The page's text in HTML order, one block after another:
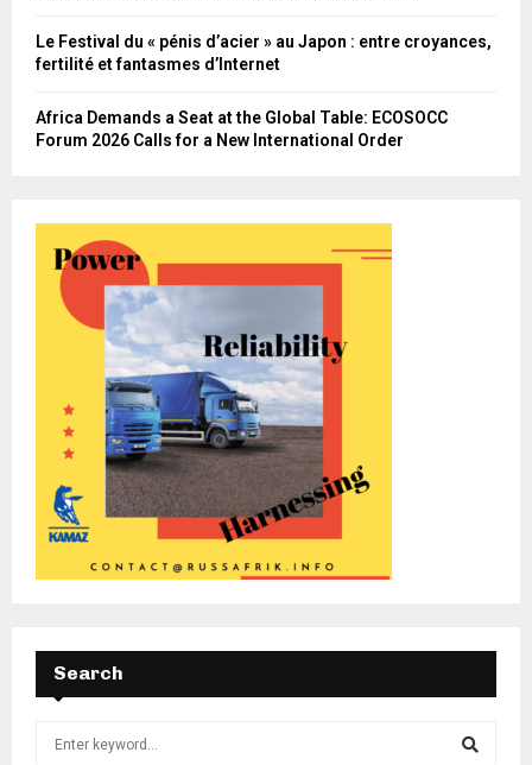
Le Festival du « pénis d’acier » au Japon : entre croyances,
fertilité et fantasmes d’Internet
Africa Demands a Seat at the Global Table: ECOSOCC
Forum 2026 Calls for a New International Order
Search